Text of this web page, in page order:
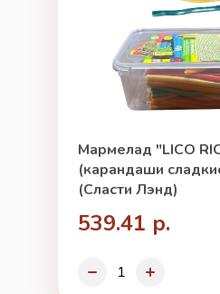
Мармелад "LICO
(карандаши
(Сласти Лэнд)
539.41 р.